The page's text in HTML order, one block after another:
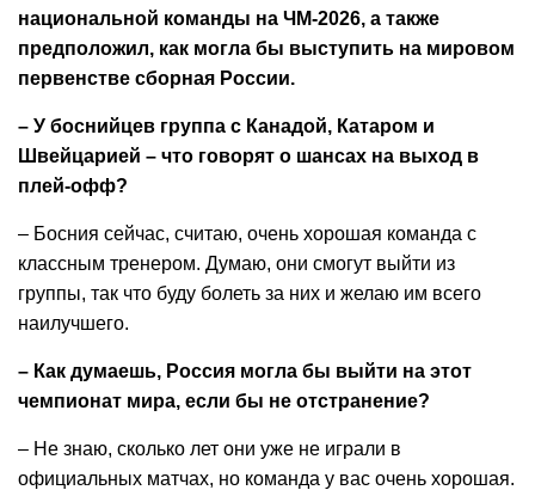
национальной команды на ЧМ-2026, а также
предположил, как могла бы выступить на мировом
первенстве сборная России.
– У боснийцев группа с Канадой, Катаром и
Швейцарией – что говорят о шансах на выход в
плей-офф?
– Босния сейчас, считаю, очень хорошая команда с
классным тренером. Думаю, они смогут выйти из
группы, так что буду болеть за них и желаю им всего
наилучшего.
– Как думаешь, Россия могла бы выйти на этот
чемпионат мира, если бы не отстранение?
– Не знаю, сколько лет они уже не играли в
официальных матчах, но команда у вас очень хорошая.